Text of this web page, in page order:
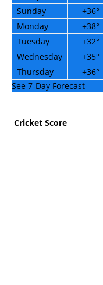
Sunday
+36°
Monday
+38°
Tuesday
+32°
Wednesday
+35°
Thursday
+36°
See 7-Day Forecast
Cricket Score